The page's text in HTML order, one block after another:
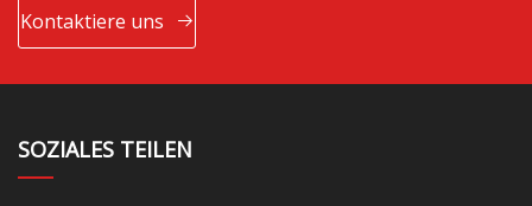
Kontaktiere uns
SOZIALES TEILEN